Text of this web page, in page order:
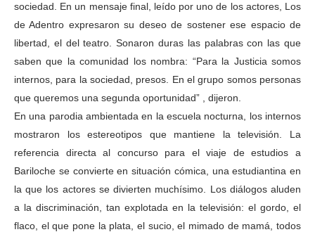
sociedad. En un mensaje final, leído por uno de los actores, Los
de Adentro expresaron su deseo de sostener ese espacio de
libertad, el del teatro. Sonaron duras las palabras con las que
saben que la comunidad los nombra: “Para la Justicia somos
internos, para la sociedad, presos. En el grupo somos personas
que queremos una segunda oportunidad” , dijeron.
En una parodia ambientada en la escuela nocturna, los internos
mostraron los estereotipos que mantiene la televisión. La
referencia directa al concurso para el viaje de estudios a
Bariloche se convierte en situación cómica, una estudiantina en
la que los actores se divierten muchísimo. Los diálogos aluden
a la discriminación, tan explotada en la televisión: el gordo, el
flaco, el que pone la plata, el sucio, el mimado de mamá, todos